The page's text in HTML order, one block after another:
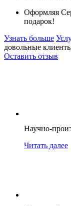
Оформляя
подарок!
Узнать больше
довольные
Оставить отзыв
Научно-
Читать далее